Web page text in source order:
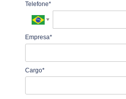
Telefone*
Empresa*
Cargo*